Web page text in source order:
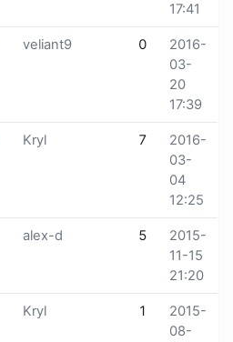
17:41
veliant9 0
2016-
03-
20
17:39
Kryl 7
2016-
03-
04
12:25
alex-d 5
2015-
11-15
21:20
Kryl 1
2015-
08-